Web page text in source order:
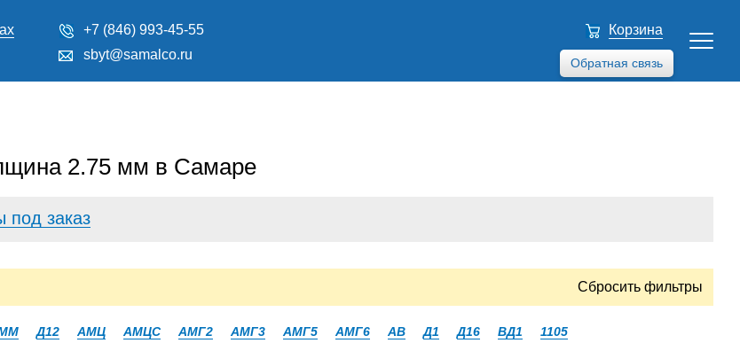
+7 (846) 993-45-55
sbyt@samalco.ru
Обратная связь
Корзина
2.75 мм в Самаре
под заказ
Сбросить фильтры
Д12 АМЦ АМЦС АМГ2 АМГ3 АМГ5 АМГ6 АВ Д1 Д16 ВД1 1105